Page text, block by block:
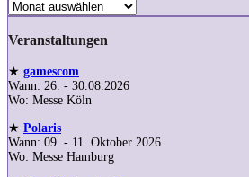
Veranstaltungen
★ gamescom
Wann: 26. - 30.08.2026
Wo: Messe Köln
★ Polaris
Wann: 09. - 11. Oktober 2026
Wo: Messe Hamburg